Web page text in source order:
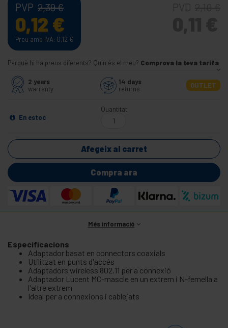
PVP 2,39€
0,12 €
Preu amb IVA: 0,12 €
Perquè hi ha preus diferents? Quin és el meu? Comprova la teva tarifa
2 years
warranty
14 days
returns
OUTLET
En estoc
Quantitat
Afegeix al carret
Compra ara
Més informació
Especificacions
Adaptador basat en connectors coaxials
Utilitzat en punts d'accés
Adaptadors wireless 802.11 per a connexió
Adaptador Lucent MC-mascle en un extrem i N-femella a
l'altre extrem
Ideal per a connexions i cablejats